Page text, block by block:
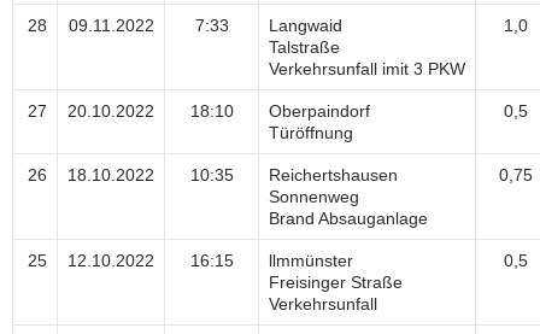
28 09.11.2022 7:33
Langwaid
Talstraße
Verkehrsunfall imit 3 PKW
1,0
27 20.10.2022 18:10
Oberpaindorf
Türöffnung
0,5
26 18.10.2022 10:35
Reichertshausen
Sonnenweg
Brand Absauganlage
0,75
25 12.10.2022 16:15
llmmünster
Freisinger Straße
Verkehrsunfall
0,5